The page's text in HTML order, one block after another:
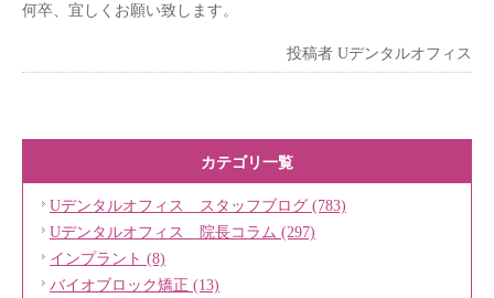
何卒、宜しくお願い致します。
投稿者 Uデンタルオフィス
カテゴリ一覧
Uデンタルオフィス スタッフブログ (783)
Uデンタルオフィス 院長コラム (297)
インプラント (8)
バイオブロック矯正 (13)